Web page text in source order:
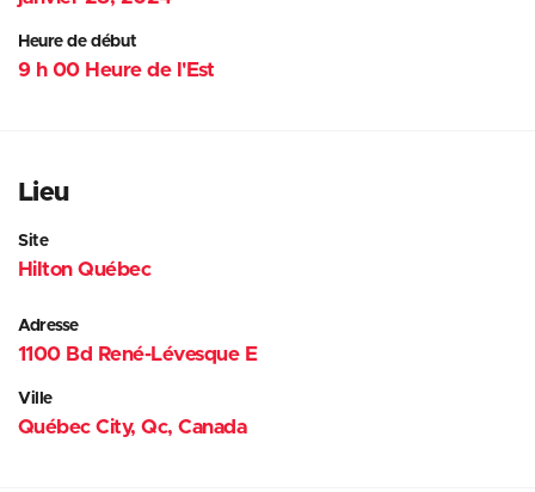
Heure de début
9 h 00 Heure de l'Est
Lieu
Site
Hilton Québec
Adresse
1100 Bd René-Lévesque E
Ville
Québec City, Qc, Canada